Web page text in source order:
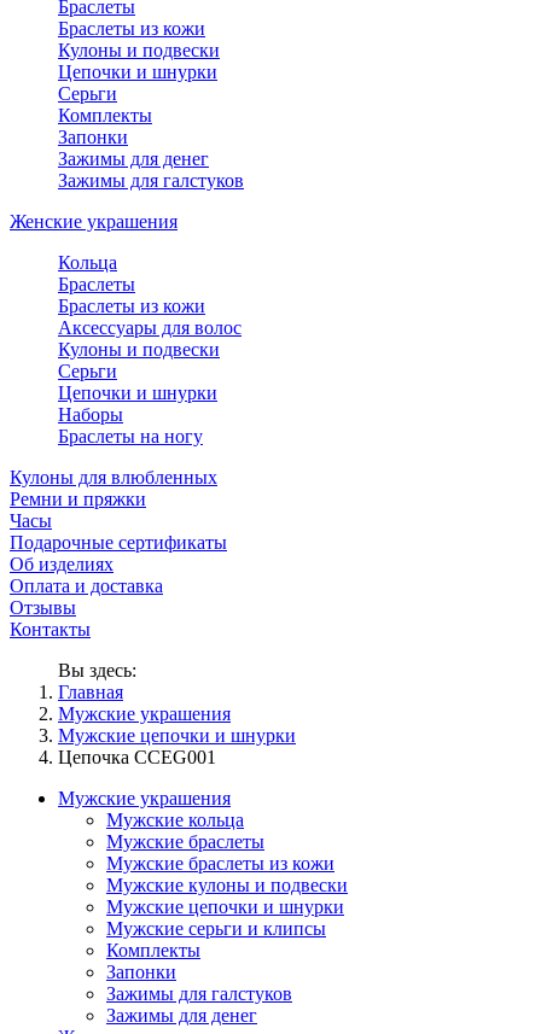
Браслеты
Браслеты из кожи
Кулоны и подвески
Цепочки и шнурки
Серьги
Комплекты
Запонки
Зажимы для денег
Зажимы для галстуков
Женские украшения
Кольца
Браслеты
Браслеты из кожи
Аксессуары для волос
Кулоны и подвески
Серьги
Цепочки и шнурки
Наборы
Браслеты на ногу
Кулоны для влюбленных
Ремни и пряжки
Часы
Подарочные сертификаты
Об изделиях
Оплата и доставка
Отзывы
Контакты
Вы здесь:
Главная
Мужские украшения
Мужские цепочки и шнурки
Цепочка CCEG001
Мужские украшения
Мужские кольца
Мужские браслеты
Мужские браслеты из кожи
Мужские кулоны и подвески
Мужские цепочки и шнурки
Мужские серьги и клипсы
Комплекты
Запонки
Зажимы для галстуков
Зажимы для денег